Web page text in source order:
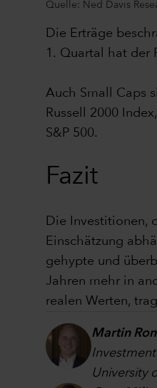
Quelle: Ned Davis
Die Erträge
1. Quartal hat der
Auch Small Caps
Russell 2000
S&P 500.
Fazit
Die Investitionen,
Einschätzung
gehypte und
Jahren mehr in
realen Werten,
Martin
University